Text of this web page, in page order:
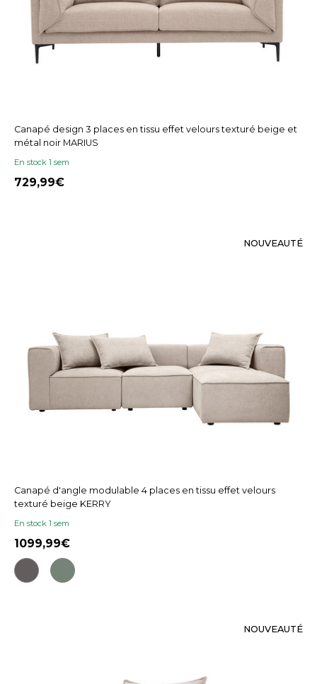
Canapé design 3 places en tissu effet velours texturé beige et
métal noir MARIUS
En stock 1 sem
729,99
NOUVEAUTÉ
Canapé d'angle modulable 4 places en tissu effet velours
texturé beige KERRY
En stock 1 sem
1099,99
NOUVEAUTÉ